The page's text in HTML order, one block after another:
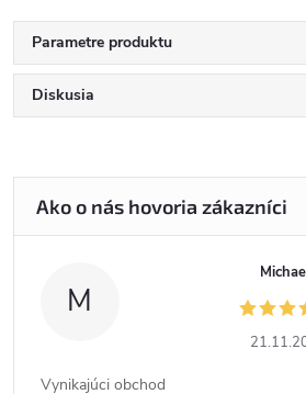
Parametre produktu
Diskusia
M
Vynikajúci obchod